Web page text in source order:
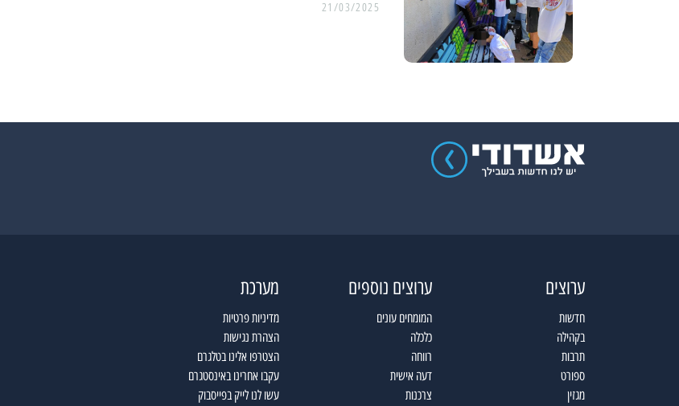
21/03/2025
ערוצים
חדשות
בקהילה
תרבות
ספורט
מגזין
ערוצים נוספים
המומחים עונים
כלכלה
רווחה
דעה אישית
צרכנות
מערכת
מדיניות פרטיות
הצהרת נגישות
הצטרפו אלינו בטלגרם
עקבו אחרינו באינסטגרם
עשו לנו לייק בפייסבוק